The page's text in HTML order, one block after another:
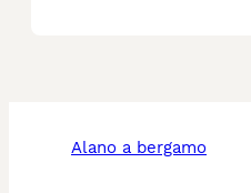
alano a bergamo